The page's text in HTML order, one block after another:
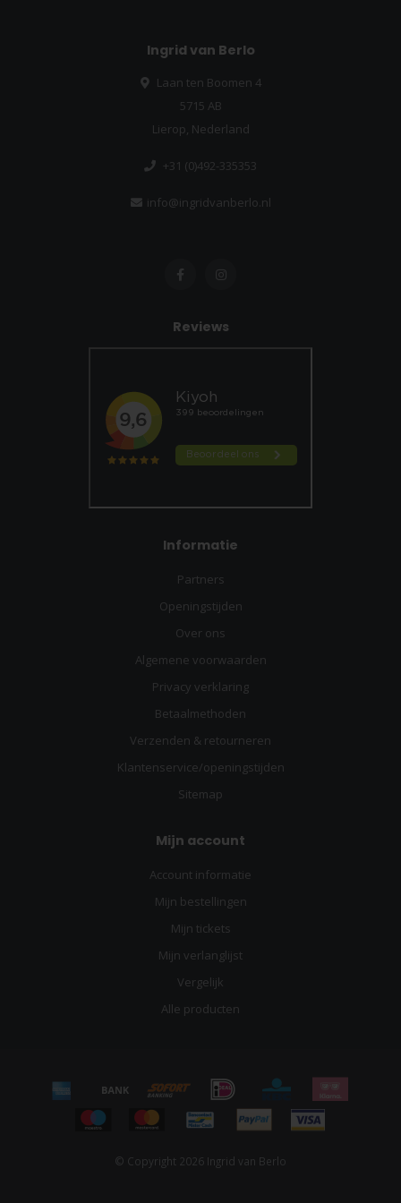
Ingrid van Berlo
Laan ten Boomen 4
5715 AB
Lierop, Nederland
+31 (0)492-335353
info@ingridvanberlo.nl
Reviews
Informatie
Partners
Openingstijden
Over ons
Algemene voorwaarden
Privacy verklaring
Betaalmethoden
Verzenden & retourneren
Klantenservice/openingstijden
Sitemap
Mijn account
Account informatie
Mijn bestellingen
Mijn tickets
Mijn verlanglijst
Vergelijk
Alle producten
© Copyright 2026 Ingrid van Berlo